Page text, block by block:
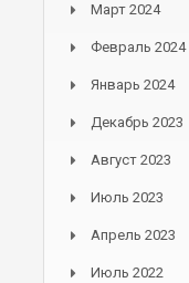
Март 2024
Февраль 2024
Январь 2024
Декабрь 2023
Август 2023
Июль 2023
Апрель 2023
Июль 2022